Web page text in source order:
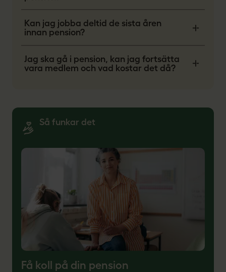
Kan jag jobba deltid de sista åren
innan pension?
Jag ska gå i pension, kan jag fortsätta
vara medlem och vad kostar det då?
Så funkar det
Få koll på din pension